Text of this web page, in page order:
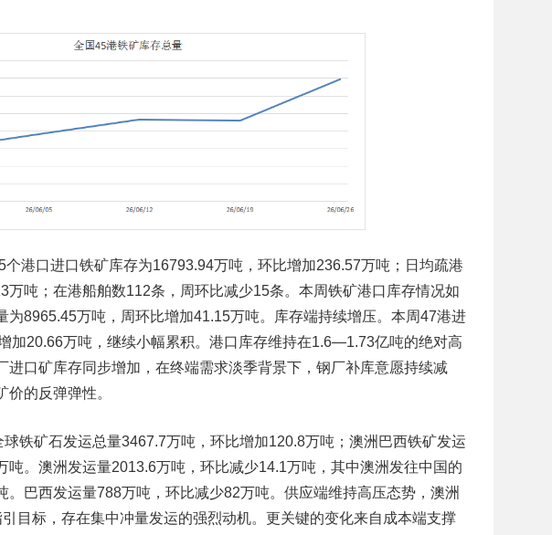
港口进口铁矿库存为16793.94万吨，环比增加236.57万吨；日均疏港
万吨；在港船舶数112条，周环比减少15条。本周铁矿港口库存情况如
为8965.45万吨，周环比增加41.15万吨。库存端持续增压。本周47港进
加20.66万吨，继续小幅累积。港口库存维持在1.6—1.73亿吨的绝对高
进口矿库存同步增加，在终端需求淡季背景下，钢厂补库意愿持续减
的反弹弹性。
铁矿石发运总量3467.7万吨，环比增加120.8万吨；澳洲巴西铁矿发运
吨。澳洲发运量2013.6万吨，环比减少14.1万吨，其中澳洲发往中国的
。巴西发运量788万吨，环比减少82万吨。供应端维持高压态势，澳洲
目标，存在集中冲量发运的强烈动机。更关键的变化来自成本端支撑